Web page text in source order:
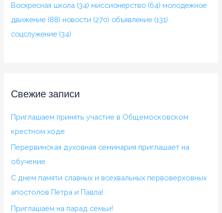
к
:
Воскресная школа (34) миссионерство (64) молодежное
движение (88) новости (270) объявление (131)
соцслужение (34)
Свежие записи
Приглашаем принять участие в Общемосковском
крестном ходе
Перервинская духовная семинария приглашает на
обучение
С днем памяти славных и всехвальных первоверховных
апостолов Петра и Павла!
Приглашаем на парад семьи!